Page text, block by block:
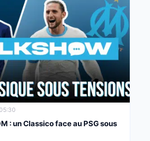
: un Classico face au PSG sous